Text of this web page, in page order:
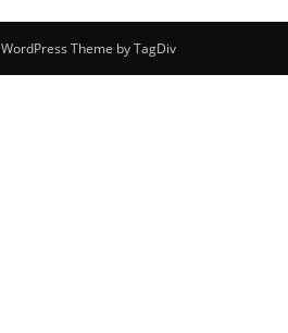
Theme by TagDiv